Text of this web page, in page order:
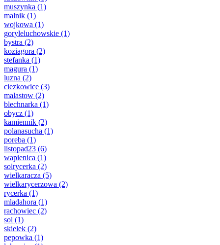
muszynka (1)
malnik (1)
wojkowa (1)
goryleluchowskie (1)
bystra (2)
koziagora (2)
stefanka (1)
magura (1)
luzna (2)
ciezkowice (3)
malastow (2)
blechnarka (1)
obycz (1)
kamiennik (2)
polanasucha (1)
poreba (1)
listopad23 (6)
wapienica (1)
solrycerka (2)
wielkaracza (5)
wielkarycerzowa (2)
rycerka (1)
mladahora (1)
rachowiec (2)
sol (1)
skielek (2)
pepowka (1)